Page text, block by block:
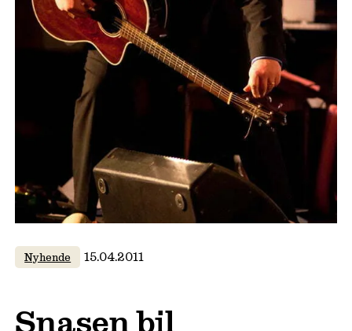
Nyhende 15.04.2011
Snasen bil